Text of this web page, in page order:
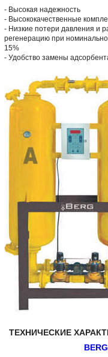
- Высокая надежность
- Высококачественные
- Низкие потери давления и
регенерацию при
15%
- Удобство замены
ТЕХНИЧЕСКИЕ
BERG